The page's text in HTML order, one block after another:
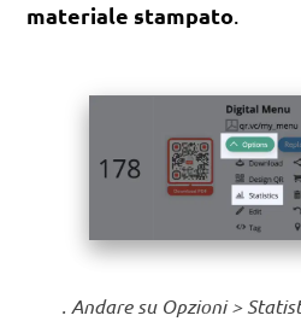
materiale stampato.
. Andare su Opzioni >